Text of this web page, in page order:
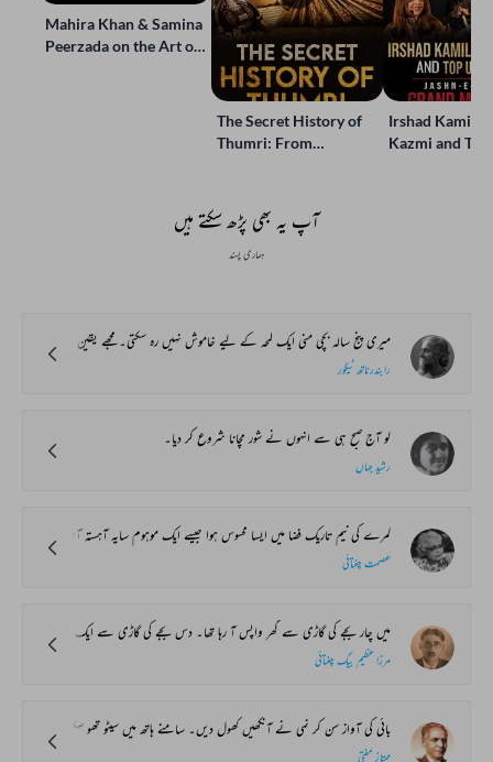
Mahira Khan & Samina
Peerzada on the Art of
The Secret History of
Thumri: From
Irshad Kamil,
Kazmi and
آپ یہ بھی پڑھ سکتے ہیں
ہماری پسند
میری پنج سالہ بچی منی ایک لمحہ کے لیے خاموش نہیں رہ سکتی۔ مجھے یقین ہے کہ اس نے اپنی تمام عمر میں ایک لمحہ بھی خاموشی میں ضائع نہیں کیا۔ اس کی ماں اکثر اس سے تنگ آکر اسے کوستی لیکن میں نہیں۔ میرے نزدیک منی کو خاموش دیکھنا غیر فطری بات ہے۔ میں اسے برداشت نہیں کر سکتا۔ اس لیے میں اس کے ساتھ ہمیشہ محبت بھری باتیں کرتا ہوں۔
رابندرناتھ ٹیگور
لو آج صبح ہی سے انہوں نے شور مچانا شروع کر دیا۔
رشید جہاں
کمرے کی نیم تاریک فضا میں ایسا محسوس ہوا جیسے ایک موہوم سایہ آہستہ آہستہ دبے پاؤں چھمن میاں کی مسہری کی طرف بڑھ رہا ہے۔
عصمت چغتائی
میں چار بجے کی گاڑی سے گھر واپس آ رہا تھا۔ دس بجے کی گاڑی سے ایک جگہ گیا تھا اور چونکہ اسی روز واپس آنا تھا لہٰذا میرے پاس اسباب وغیرہ کچھ نہ تھا۔ صرف ایک اسٹیشن رہ گیا تھا۔ گاڑی رکی تو میں نے دیکھا کہ ایک صاحب سیکنڈ کلاس کے ڈبے سے اترے۔ ان کا قد بلا مبالغہ چھ فٹ تھا۔ بڑی بڑی مونچھیں رعب دار چہرے پر ہوا سے ہل رہی تھیں۔ نیکر اور قمیص پہنے ہوئے پورے پہلوان معلوم ہوتے تھے۔ یہ کسی کا انتظار کر رہے تھے۔ دور سے انہوں نے ایک آدمی کو۔۔۔ جو کہ غالباً ان کا نوکر تھا، دیکھا۔ چشم زون میں ان کا چہرہ غضب ناک ہو گیا۔ میں برابر والے ڈیوڑھے درجے میں بیٹھا تھا۔ ایک صاحب نے ان خوفناک جوان کو دیکھا اور آپ ہی آپ کہا، ’’یہ خونی معلوم ہوتا ہے۔‘‘ میں نے ان کی طرف دیکھا اور پھر ان خوفناک حضرت کے غضب ناک چہرے کو دیکھا اور دل ہی دل میں ان کی رائے سے اتفاق کیا۔
مرزا عظیم بیگ چغتائی
بائی کی آواز سن کر نمی نے آنکھیں کھول دیں۔ سامنے ہاتھ میں سیٹو تھو سکوب لٹکائے اس کی سہیلی صفو کھڑی تھی۔
ممتاز مفتی